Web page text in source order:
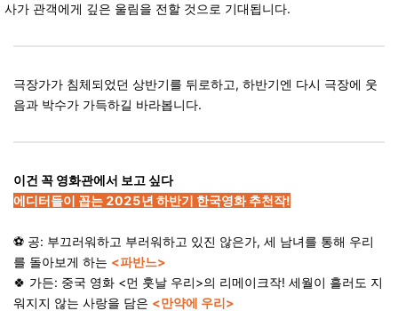
사가 관객에게 깊은 울림을 전할 것으로 기대됩니다.
극장가가 침체되었던 상반기를 뒤로하고, 하반기엔 다시 극장에 웃
음과 박수가 가득하길 바라봅니다.
이건 꼭 영화관에서 보고 싶다
에디터들이 꼽는 2025년 하반기 한국영화 추천작!
⚽ 공: 부끄러워하고 부러워하고 있진 않은가, 세 남녀를 통해 우리
를 돌아보게 하는 <파반느>
🍀 가든: 중국 영화 <먼 훗날 우리>의 리메이크작! 세월이 흘러도 지
워지지 않는 사랑을 담은 <만약에 우리>